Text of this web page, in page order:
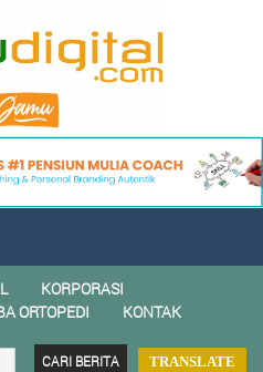
KORPORASI
ORTOPEDI KONTAK
TRANSLATE